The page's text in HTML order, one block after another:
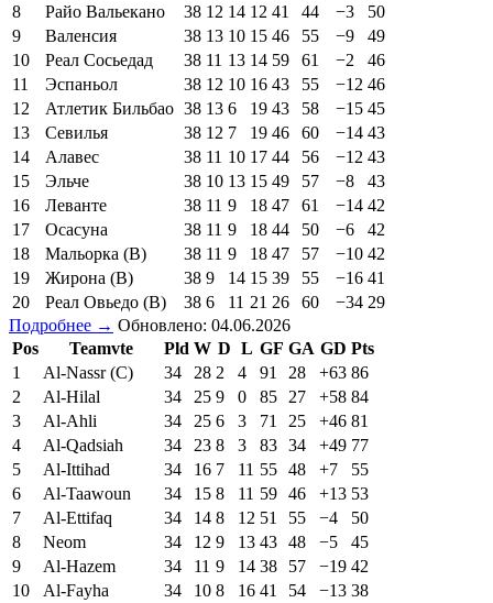
8
Райо Вальекано 38 12 14 12 41 44 −3
50
9
Валенсия 38 13 10 15 46 55 −9
49
10
Реал Сосьедад 38 11 13 14 59 61 −2
46
11
Эспаньол 38 12 10 16 43 55 −12 46
12
Атлетик Бильбао 38 13 6 19 43 58 −15 45
13
Севилья 38 12 7 19 46 60 −14 43
14
Алавес 38 11 10 17 44 56 −12 43
15
Эльче 38 10 13 15 49 57 −8
43
16
Леванте 38 11 9 18 47 61 −14 42
17
Осасуна 38 11 9 18 44 50 −6
42
18
Мальорка (В) 38 11 9 18 47 57 −10 42
19
Жирона (В) 38 9 14 15 39 55 −16 41
20
Реал Овьедо (В) 38 6 11 21 26 60 −34 29
Подробнее → Обновлено: 04.06.2026
Pos
Teamvte Pld W D L GF GA GD Pts
1
Al-Nassr (C) 34 28 2 4 91 28 +63 86
2
Al-Hilal 34 25 9 0 85 27 +58 84
3
Al-Ahli 34 25 6 3 71 25 +46 81
4
Al-Qadsiah 34 23 8 3 83 34 +49 77
5
Al-Ittihad 34 16 7 11 55 48 +7
55
6
Al-Taawoun 34 15 8 11 59 46 +13 53
7
Al-Ettifaq 34 14 8 12 51 55 −4
50
8
Neom 34 12 9 13 43 48 −5
45
9
Al-Hazem 34 11 9 14 38 57 −19 42
10
Al-Fayha 34 10 8 16 41 54 −13 38